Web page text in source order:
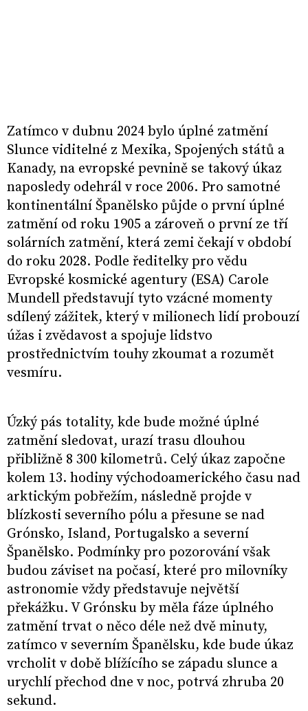
Zatímco v dubnu 2024 bylo úplné zatmění
Slunce viditelné z Mexika, Spojených států a
Kanady, na evropské pevnině se takový úkaz
naposledy odehrál v roce 2006. Pro samotné
kontinentální Španělsko půjde o první úplné
zatmění od roku 1905 a zároveň o první ze tří
solárních zatmění, která zemi čekají v období
do roku 2028. Podle ředitelky pro vědu
Evropské kosmické agentury (ESA) Carole
Mundell představují tyto vzácné momenty
sdílený zážitek, který v milionech lidí probouzí
úžas i zvědavost a spojuje lidstvo
prostřednictvím touhy zkoumat a rozumět
vesmíru.
Úzký pás totality, kde bude možné úplné
zatmění sledovat, urazí trasu dlouhou
přibližně 8 300 kilometrů. Celý úkaz započne
kolem 13. hodiny východoamerického času nad
arktickým pobřežím, následně projde v
blízkosti severního pólu a přesune se nad
Grónsko, Island, Portugalsko a severní
Španělsko. Podmínky pro pozorování však
budou záviset na počasí, které pro milovníky
astronomie vždy představuje největší
překážku. V Grónsku by měla fáze úplného
zatmění trvat o něco déle než dvě minuty,
zatímco v severním Španělsku, kde bude úkaz
vrcholit v době blížícího se západu slunce a
urychlí přechod dne v noc, potrvá zhruba 20
sekund.